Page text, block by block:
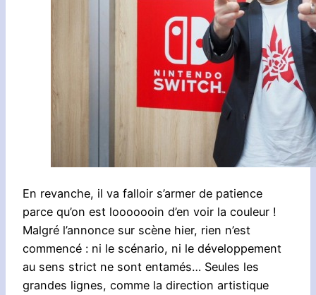
En revanche, il va falloir s’armer de patience
parce qu’on est looooooin d’en voir la couleur !
Malgré l’annonce sur scène hier, rien n’est
commencé : ni le scénario, ni le développement
au sens strict ne sont entamés… Seules les
grandes lignes, comme la direction artistique